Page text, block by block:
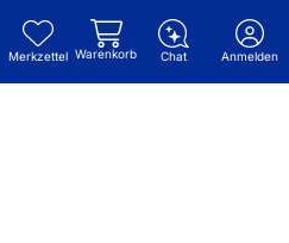
Merkzettel Warenkorb Chat Anmelden